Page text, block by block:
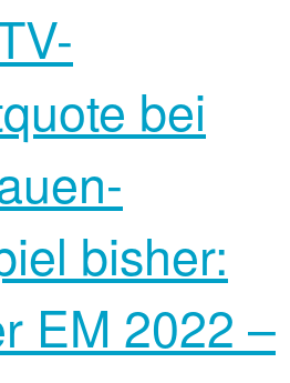
bei
bisher:
EM 2022 –